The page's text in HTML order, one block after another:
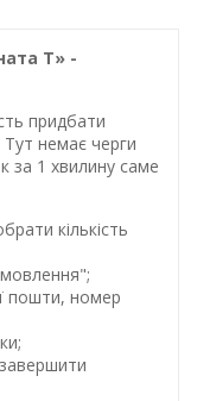
Т» -
придбати
немає черги
за 1 хвилину саме
кількість
пошти, номер
завершити